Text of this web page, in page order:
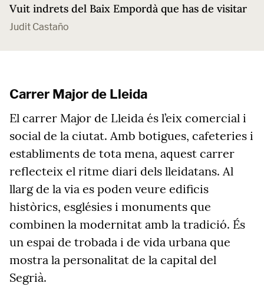
Vuit indrets del Baix Empordà que has de visitar
Judit Castaño
Carrer Major de Lleida
El carrer Major de Lleida és l’eix comercial i
social de la ciutat. Amb botigues, cafeteries i
establiments de tota mena, aquest carrer
reflecteix el ritme diari dels lleidatans. Al
llarg de la via es poden veure edificis
històrics, esglésies i monuments que
combinen la modernitat amb la tradició. És
un espai de trobada i de vida urbana que
mostra la personalitat de la capital del
Segrià.